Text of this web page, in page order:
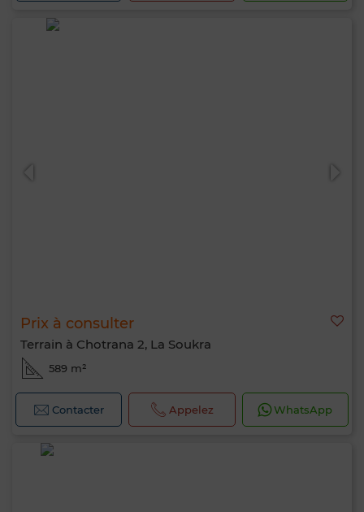
Prix à consulter
Terrain à Chotrana 2, La Soukra
589 m²
Contacter Appelez WhatsApp